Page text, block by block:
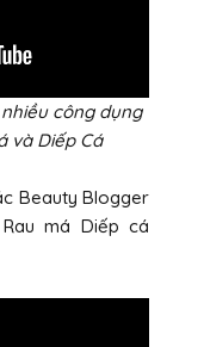
nhiều công dụng
và Diếp Cá
Beauty Blogger
má Diếp cá